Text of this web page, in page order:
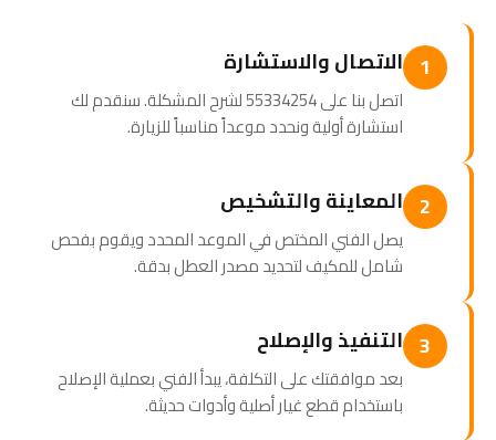
1 الاتصال والاستشارة
اتصل بنا على 55334254 لشرح المشكلة. سنقدم لك
استشارة أولية ونحدد موعداً مناسباً للزيارة.
2 المعاينة والتشخيص
يصل الفني المختص في الموعد المحدد ويقوم بفحص
شامل للمكيف لتحديد مصدر العطل بدقة.
3 التنفيذ والإصلاح
بعد موافقتك على التكلفة، يبدأ الفني بعملية الإصلاح
باستخدام قطع غيار أصلية وأدوات حديثة.